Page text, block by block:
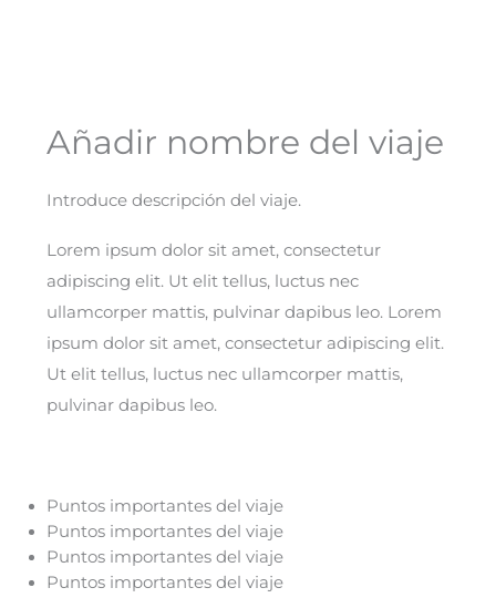
Añadir nombre del viaje
Introduce descripción del viaje.
Lorem ipsum dolor sit amet, consectetur
adipiscing elit. Ut elit tellus, luctus nec
ullamcorper mattis, pulvinar dapibus leo. Lorem
ipsum dolor sit amet, consectetur adipiscing elit.
Ut elit tellus, luctus nec ullamcorper mattis,
pulvinar dapibus leo.
Puntos importantes del viaje
Puntos importantes del viaje
Puntos importantes del viaje
Puntos importantes del viaje